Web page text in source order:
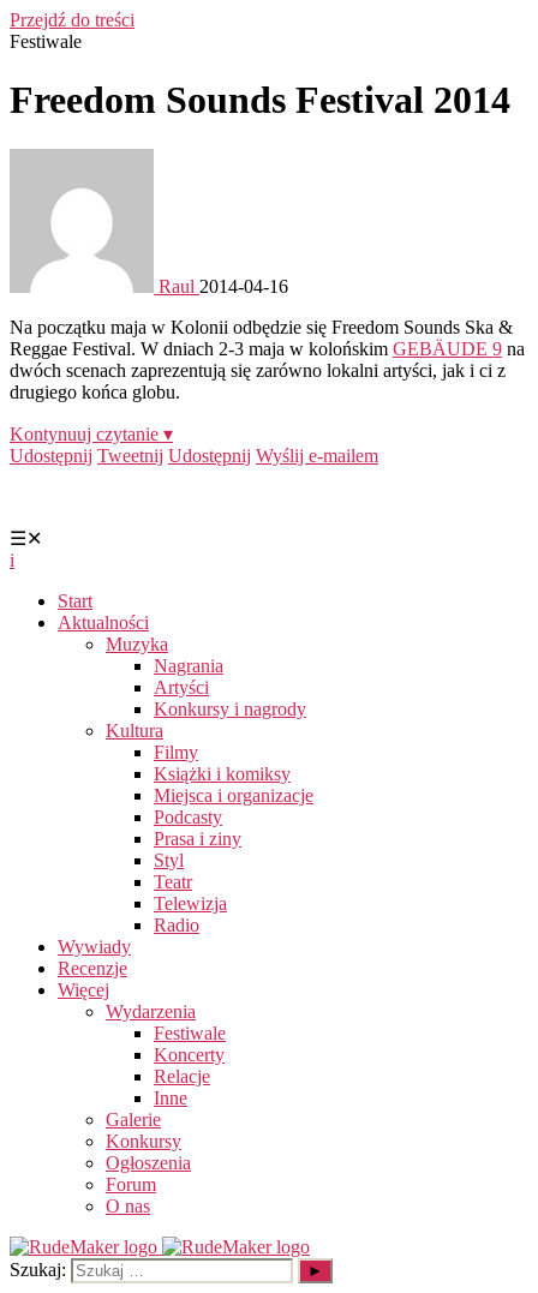
Przejdź do treści
Festiwale
Freedom Sounds Festival 2014
Raul 2014-04-16
Na początku maja w Kolonii odbędzie się Freedom Sounds Ska &
Reggae Festival. W dniach 2-3 maja w kolońskim GEBÄUDE 9 na
dwóch scenach zaprezentują się zarówno lokalni artyści, jak i ci z
drugiego końca globu.
Kontynuuj czytanie ▾
Udostępnij Tweetnij Udostępnij Wyślij e-mailem
☰✕
i
Start
Aktualności
Muzyka
Nagrania
Artyści
Konkursy i nagrody
Kultura
Filmy
Książki i komiksy
Miejsca i organizacje
Podcasty
Prasa i ziny
Styl
Teatr
Telewizja
Radio
Wywiady
Recenzje
Więcej
Wydarzenia
Festiwale
Koncerty
Relacje
Inne
Galerie
Konkursy
Ogłoszenia
Forum
O nas
Szukaj: